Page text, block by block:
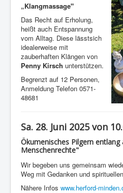
„Klangmassage"
Das Recht auf Erholung,
heißt auch Entspannung
vom Alltag. Diese lässtsich
idealerweise mit
zauberhaften Klängen von
Penny Kirsch unterstützen.
Begrenzt auf 12 Personen,
Anmeldung Telefon 0571-
48681
Sa. 28. Juni 2025 von
Ökumenisches Pilgern entlang
Menschenrechte"
Wir begeben uns gemeinsam
Weg mit Gedanken und
Nähere Infos www.herford-